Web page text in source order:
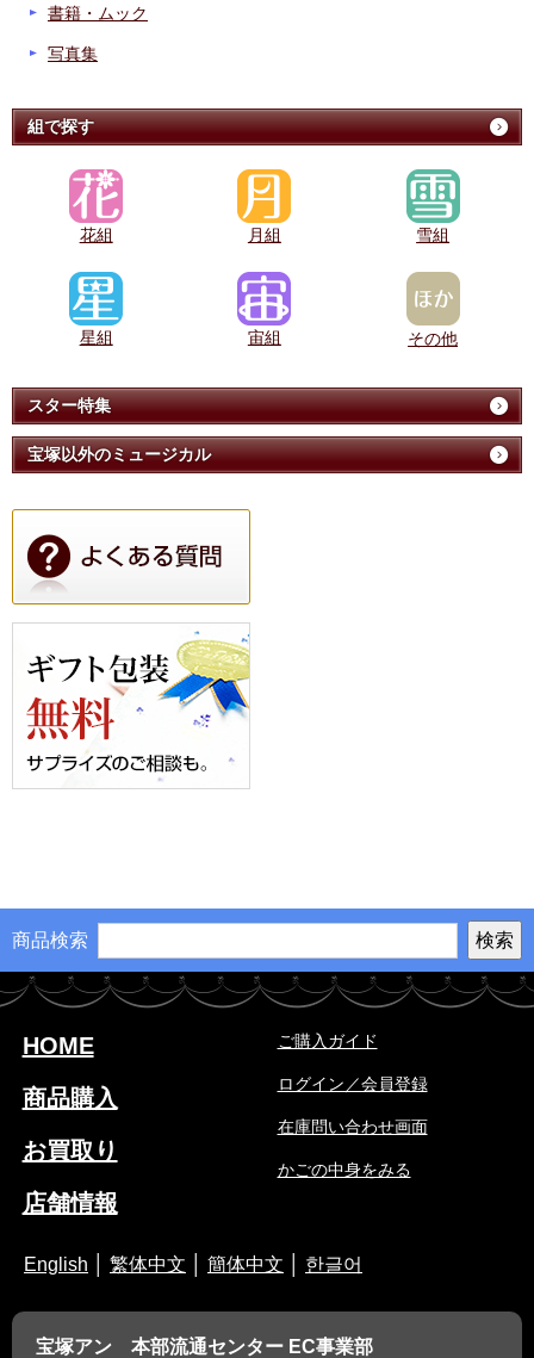
書籍・ムック
写真集
組で探す
花組 月組 雪組
星組 宙組 その他
スター特集
宝塚以外のミュージカル
商品検索
HOME
商品購入
お買取り
店舗情報
ご購入ガイド
ログイン／会員登録
在庫問い合わせ画面
かごの中身をみる
English 繁体中文 簡体中文 한글어
宝塚アン 本部流通センター EC事業部